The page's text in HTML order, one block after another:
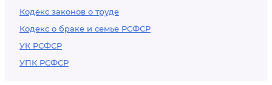
Кодекс законов о труде
Кодекс о браке и семье РСФСР
УК РСФСР
УПК РСФСР